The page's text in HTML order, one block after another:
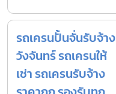
รถเครนปั้นจั่นรับจ้าง
วังจันทร์ รถเครนให้
เช่า รถเครนรับจ้าง